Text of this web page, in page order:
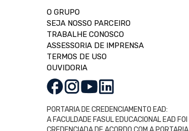
O GRUPO
SEJA NOSSO PARCEIRO
TRABALHE CONOSCO
ASSESSORIA DE IMPRENSA
TERMOS DE USO
OUVIDORIA
PORTARIA DE CREDENCIAMENTO EAD:
A FACULDADE FASUL EDUCACIONAL EAD FOI